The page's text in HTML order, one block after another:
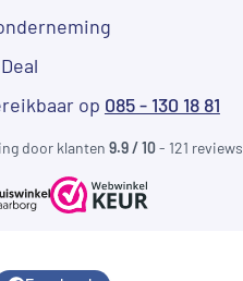
op 085 - 130 18 81
door klanten 9.9 / 10- 121 reviews